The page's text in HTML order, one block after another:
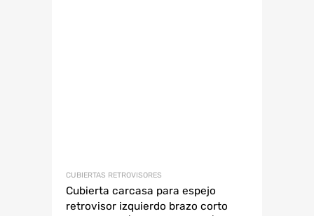
CUBIERTAS RETROVISORES
Cubierta carcasa para espejo
retrovisor izquierdo brazo corto